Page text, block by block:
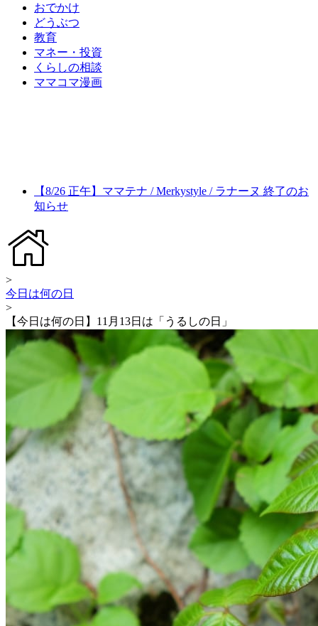
おでかけ
どうぶつ
教育
マネー・投資
くらしの相談
ママコマ漫画
【8/26 正午】ママテナ / Merkystyle / ラナーヌ 終了のお
知らせ
>
今日は何の日
>
【今日は何の日】11月13日は「うるしの日」